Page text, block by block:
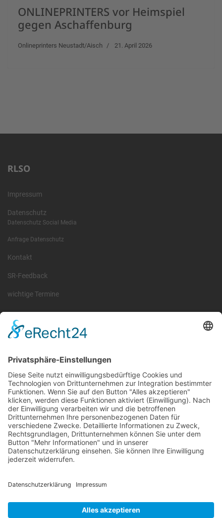
ONLINEPRINTERS vor Heimspiel
gegen Aschaffenburg
Onlineprinters Neustadt/Aisch 21. April 2026
RLSO
Impressum
Datenschutz
Datenschutz Social Media
Anfrage Datenschutz
Kontakt
SR-Feedback
wichtige Termine
Information
Sachsen und Thüringen. Er ist als eingetragener Verein tätig und
gleichzeitig Veranstalter der Spiele der Regionalliga in
verschiedenen Ligen.
Die RLSO ist jetzt auch erreichbar unter der Adresse
Wir betreiben ...